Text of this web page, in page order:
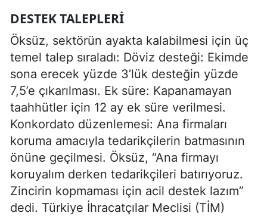
DESTEK TALEPLERI
Öksüz, sektörün ayakta kalabilmesi için üç
temel talep sıraladı: Döviz desteği: Ekimde
sona erecek yüzde 3’lük desteğin yüzde
7,5’e çıkarılması. Ek süre: Kapanamayan
taahhütler için 12 ay ek süre verilmesi.
Konkordato düzenlemesi: Ana firmaları
koruma amacıyla tedarikçilerin batmasının
önüne geçilmesi. Öksüz, “Ana firmayı
koruyalım derken tedarikçileri batırıyoruz.
Zincirin kopmaması için acil destek lazım”
dedi. Türkiye İhracatçılar Meclisi (TİM)